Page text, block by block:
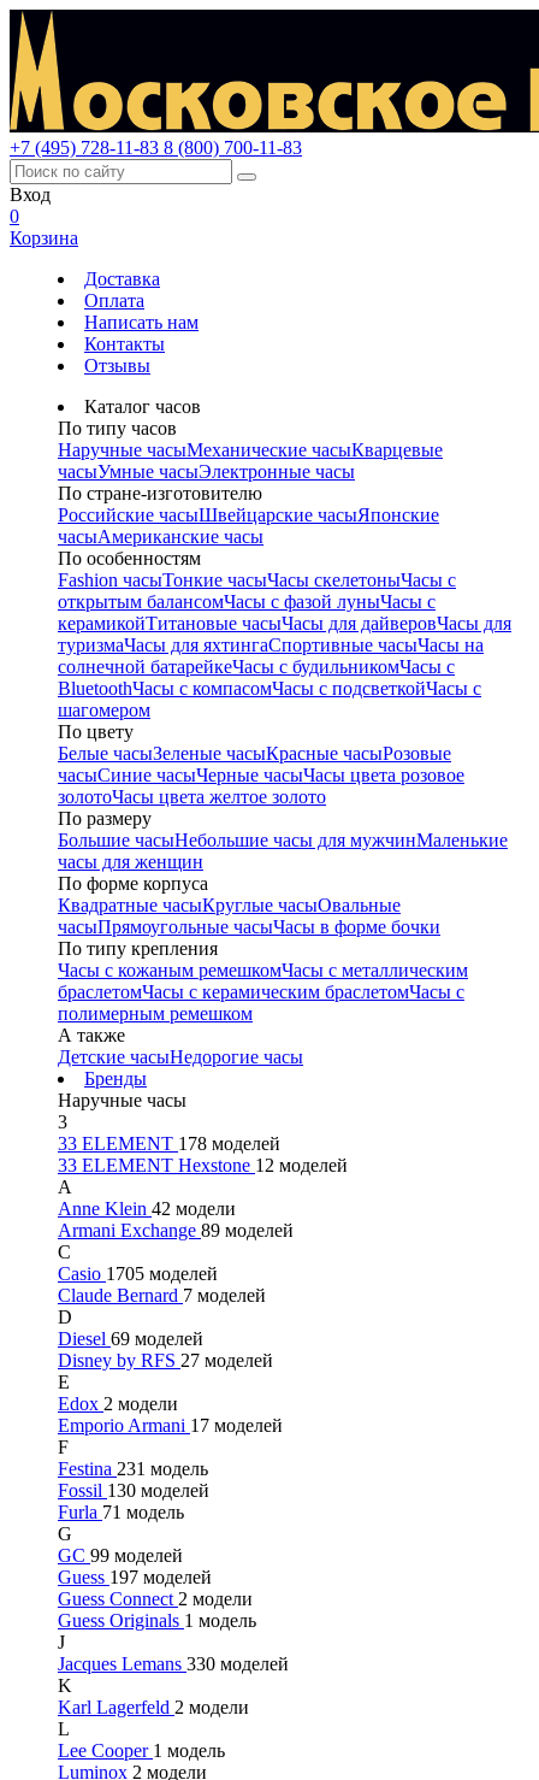
+7 (495) 728-11-83 8 (800) 700-11-83
Вход
0
Корзина
Доставка
Оплата
Написать нам
Контакты
Отзывы
Каталог часов
По типу часов
Наручные часыМеханические часыКварцевые
часыУмные часыЭлектронные часы
По стране-изготовителю
Российские часыШвейцарские часыЯпонские
часыАмериканские часы
По особенностям
Fashion часыТонкие часыЧасы скелетоныЧасы с
открытым балансомЧасы с фазой луныЧасы с
керамикойТитановые часыЧасы для дайверовЧасы для
туризмаЧасы для яхтингаСпортивные часыЧасы на
солнечной батарейкеЧасы с будильникомЧасы с
BluetoothЧасы с компасомЧасы с подсветкойЧасы с
шагомером
По цвету
Белые часыЗеленые часыКрасные часыРозовые
часыСиние часыЧерные часыЧасы цвета розовое
золотоЧасы цвета желтое золото
По размеру
Большие часыНебольшие часы для мужчинМаленькие
часы для женщин
По форме корпуса
Квадратные часыКруглые часыОвальные
часыПрямоугольные часыЧасы в форме бочки
По типу крепления
Часы с кожаным ремешкомЧасы с металлическим
браслетомЧасы с керамическим браслетомЧасы с
полимерным ремешком
А также
Детские часыНедорогие часы
Бренды
Наручные часы
3
33 ELEMENT 178 моделей
33 ELEMENT Hexstone 12 моделей
A
Anne Klein 42 модели
Armani Exchange 89 моделей
C
Casio 1705 моделей
Claude Bernard 7 моделей
D
Diesel 69 моделей
Disney by RFS 27 моделей
E
Edox 2 модели
Emporio Armani 17 моделей
F
Festina 231 модель
Fossil 130 моделей
Furla 71 модель
G
GC 99 моделей
Guess 197 моделей
Guess Connect 2 модели
Guess Originals 1 модель
J
Jacques Lemans 330 моделей
K
Karl Lagerfeld 2 модели
L
Lee Cooper 1 модель
Luminox 2 модели